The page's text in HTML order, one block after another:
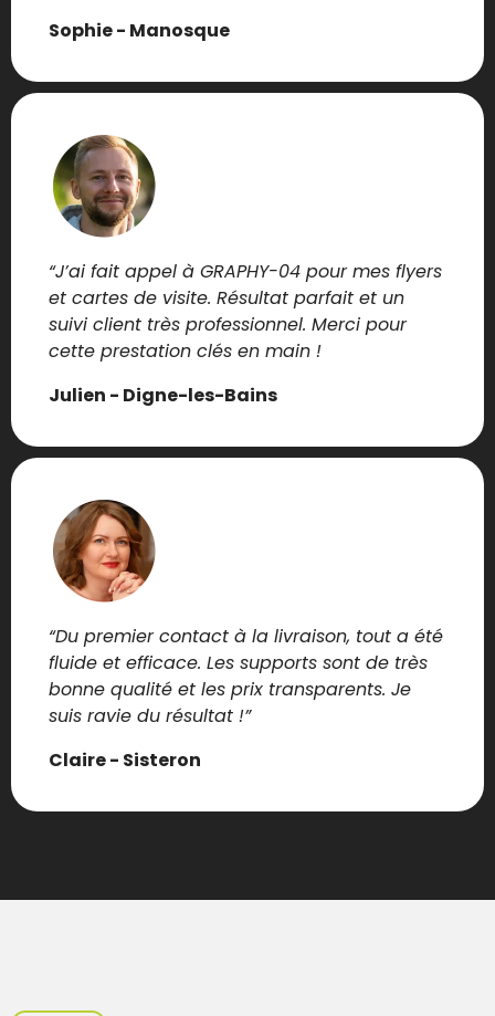
Sophie - Manosque
“J’ai fait appel à GRAPHY-04 pour mes flyers
et cartes de visite. Résultat parfait et un
suivi client très professionnel. Merci pour
cette prestation clés en main !
Julien - Digne-les-Bains
“Du premier contact à la livraison, tout a été
fluide et efficace. Les supports sont de très
bonne qualité et les prix transparents. Je
suis ravie du résultat !”
Claire - Sisteron